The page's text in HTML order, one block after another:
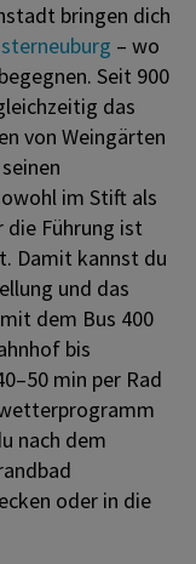
bringen dich
– wo
Seit 900
das
von Weingärten
im Stift als
die Führung ist
Damit kannst du
und das
dem Bus 400
bis
min per Rad
nach dem
oder in die